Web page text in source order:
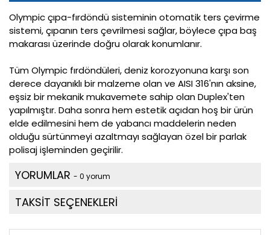
Olympic çıpa-fırdöndü sisteminin otomatik ters çevirme
sistemi, çıpanın ters çevrilmesi sağlar, böylece çıpa baş
makarası üzerinde doğru olarak konumlanır.
Tüm Olympic fırdöndüleri, deniz korozyonuna karşı son
derece dayanıklı bir malzeme olan ve AISI 316'nın aksine,
eşsiz bir mekanik mukavemete sahip olan Duplex'ten
yapılmıştır. Daha sonra hem estetik açıdan hoş bir ürün
elde edilmesini hem de yabancı maddelerin neden
olduğu sürtünmeyi azaltmayı sağlayan özel bir parlak
polisaj işleminden geçirilir.
YORUMLAR - 0 yorum
TAKSİT SEÇENEKLERİ